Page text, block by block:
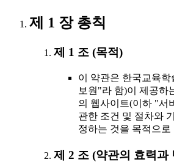
제 1 장 총칙
제 1 조 (목적)
이 약관은 한국교육
보원"라 함)이 제공하
의 웹사이트(이하 "서
관한 조건 및 절차와
정하는 것을 목적으로
제 2 조 (약관의 효력과